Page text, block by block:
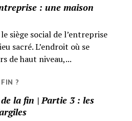
: une maison
siège social de l’entreprise
sacré. L’endroit où se
de haut niveau,...
?
la fin | Partie 3 : les